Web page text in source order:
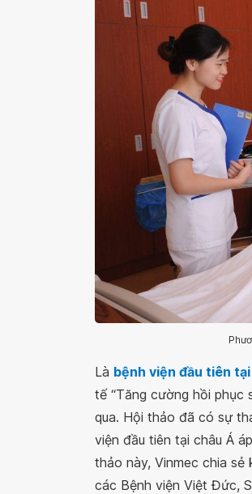
Là bệnh viện đầu tiên
tế “Tăng cường hồi phục
qua. Hội thảo đã có sự
viện đầu tiên tại châu Á
thảo này, Vinmec chia
các Bệnh viện Việt Đức,